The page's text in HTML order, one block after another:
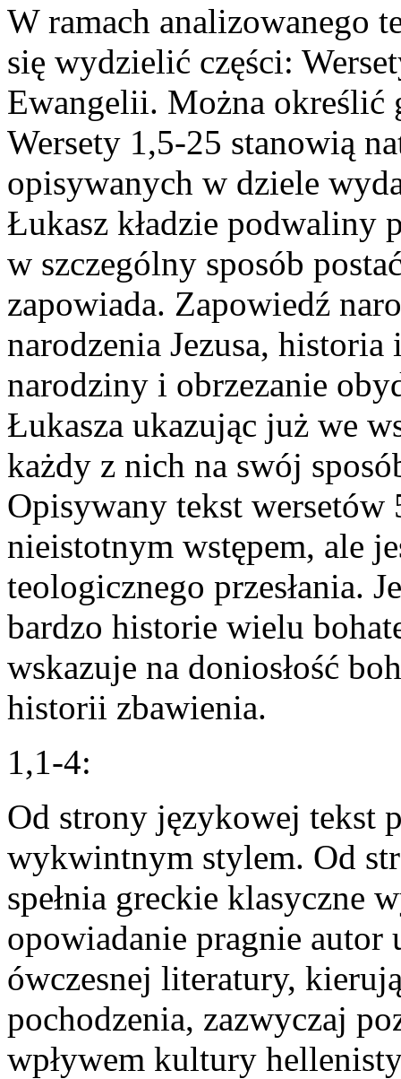
W ramach analizowanego
się wydzielić części:
Ewangelii. Można określić
Wersety 1,5-25 stanowią
opisywanych w dziele
Łukasz kładzie podwaliny
w szczególny sposób
zapowiada. Zapowiedź
narodzenia Jezusa,
narodziny i obrzezanie
Łukasza ukazując już we
każdy z nich na swój
Opisywany tekst
nieistotnym wstępem, ale
teologicznego przesłania.
bardzo historie wielu
wskazuje na doniosłość
historii zbawienia.
1,1-4:
Od strony językowej tekst
wykwintnym stylem. Od
spełnia greckie klasyczne
opowiadanie pragnie autor
ówczesnej literatury,
pochodzenia, zazwyczaj
wpływem kultury